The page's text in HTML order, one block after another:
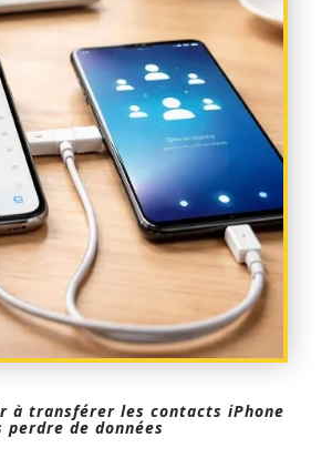
à transférer les contacts iPhone
perdre de données